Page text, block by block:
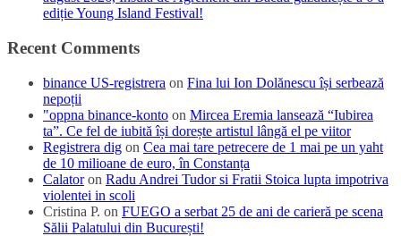
ediție Young Island Festival!
Recent Comments
binance US-registrera on Fina lui Ion Dolănescu își serbează
nepoții
"oppna binance-konto on Mircea Eremia lansează “Iubirea
ta”. Ce fel de iubită își dorește artistul lângă el pe viitor
Registrera dig on Cea mai tare petrecere de 1 mai pe un yaht
de 10 milioane de euro, în Constanța
Calatoron Radu Andrei Tudor si Fratii Stoica lupta impotriva
violentei in scoli
Cristina P. on FUEGO a serbat 25 de ani de carieră pe scena
Sălii Palatului din București!